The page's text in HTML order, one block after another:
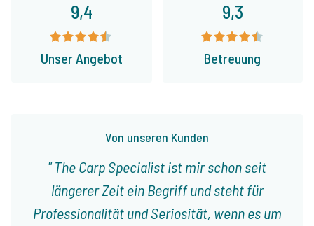
Von unseren Kunden
The Carp Specialist ist mir schon seit
längerer Zeit ein Begriff und steht für
Professionalität und Seriosität, wenn es um
9,4
Unser Angebot
9,3
Betreuung